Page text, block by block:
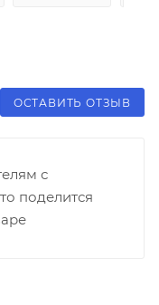
ОСТАВИТЬ ОТЗЫВ
с
поделится